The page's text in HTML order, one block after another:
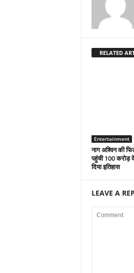
RELATED
Entertainment
नाग अश्विन की
पहुंची 100 करोड़
दिया इतिहास
LEAVE A